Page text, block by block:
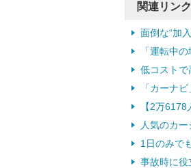
関連リンク
面倒な“加
「運転中
低コスト
「カーナ
【2万
人気のカ
1日のみで
事故時に役